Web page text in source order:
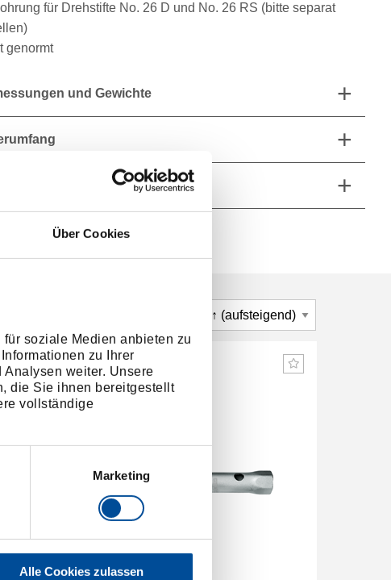
Über Cookies
soziale Medien anbieten zu
zu Ihrer
weiter. Unsere
die Sie ihnen bereitgestellt
vollständige
Marketing
Alle Cookies zulassen
für Drehstifte No. 26 D und No. 26 RS (bitte separat
genormt
und Gewichte
Eigenschaften